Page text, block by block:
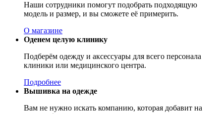
Наши сотрудники помогут подобрать подходящую
модель и размер, и вы сможете её примерить.
О магазине
Оденем целую клинику
Подберём одежду и аксессуары для всего персонала
клиники или медицинского центра.
Подробнее
Вышивка на одежде
Вам не нужно искать компанию, которая добавит на